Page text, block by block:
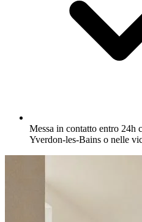
Messa in contatto entro 24h
Yverdon-les-Bains o nelle